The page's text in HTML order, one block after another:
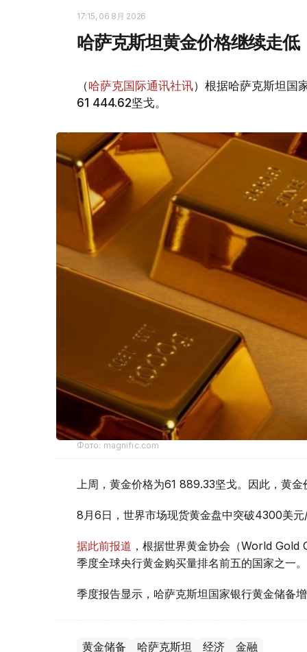
17:15, 06 8月 2026
哈萨克斯坦黄金价格继续走低
（哈萨克国际通讯社讯）根据哈萨克斯坦国
61 444.62坚戈。
Фото: magnific.com
上周，黄金价格为61 889.33坚戈。因此，黄
8月6日，世界市场现货黄金盘中突破4300美元
据此前报道 ，根据世界黄金协会（World
季度全球央行黄金购买量排名前五的国家之一。
季度报告显示，哈萨克斯坦国家银行黄金储备增
黄金储备 哈萨克斯坦 经济 金融